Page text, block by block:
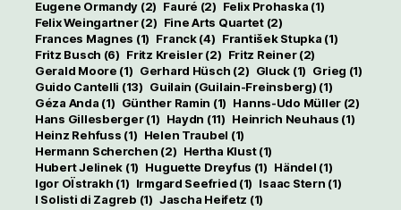
Eugene Ormandy (2) Fauré (2) Felix Prohaska (1)
Felix Weingartner(2) Fine Arts Quartet(2)
Frances Magnes (1) Franck(4) František Stupka (1)
Fritz Busch (6) Fritz Kreisler(2) Fritz Reiner(2)
Gerald Moore (1) Gerhard Hüsch (2) Gluck (1) Grieg (1)
Guido Cantelli (13) Guilain (Guilain-Freinsberg) (1)
Géza Anda (1) Günther Ramin (1) Hanns-Udo Müller (2)
Hans Gillesberger(1) Haydn (11) Heinrich Neuhaus (1)
Heinz Rehfuss (1) Helen Traubel (1)
Hermann Scherchen (2) Hertha Klust(1)
Hubert Jelinek (1) Huguette Dreyfus (1) Händel (1)
Igor OÏstrakh (1) Irmgard Seefried (1) Isaac Stern (1)
I Solisti di Zagreb (1) Jascha Heifetz (1)